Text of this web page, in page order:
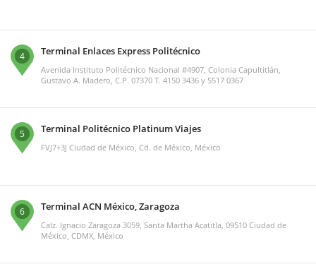
4 Terminal Enlaces Express Politécnico
Avenida Instituto Politécnico Nacional #4907, Colonia Capultitlán,
Gustavo A. Madero, C.P. 07370 T. 4150 3436 y 5517 0367
5 Terminal Politécnico Platinum Viajes
FVJ7+3J Ciudad de México, Cd. de México, México
6 Terminal ACN México, Zaragoza
Calz. Ignacio Zaragoza 3059, Santa Martha Acatitla, 09510 Ciudad de
México, CDMX, México